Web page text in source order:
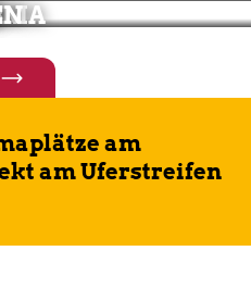
am
am Uferstreifen